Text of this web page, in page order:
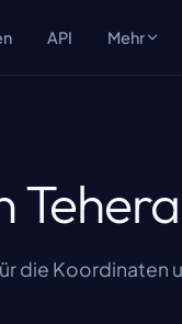
API Mehr
die Koordinaten